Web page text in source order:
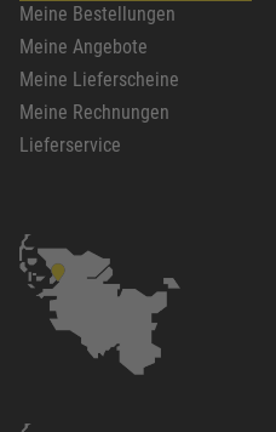
Meine Bestellungen
Meine Angebote
Meine Lieferscheine
Meine Rechnungen
Lieferservice